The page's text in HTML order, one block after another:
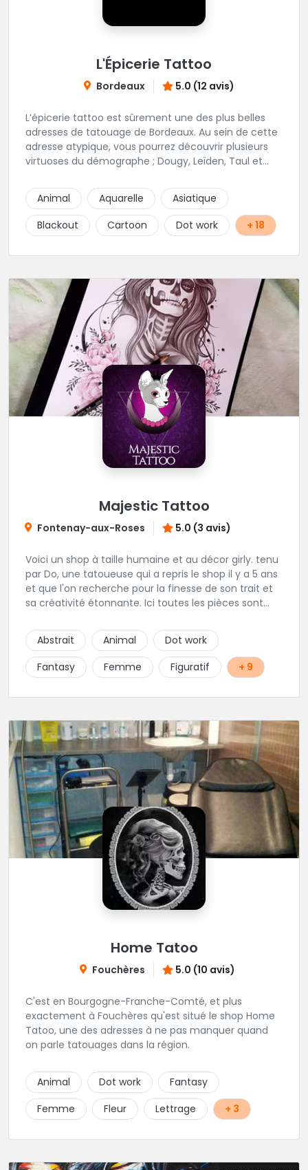
L'Épicerie Tattoo
Bordeaux 5.0 (12 avis)
L’épicerie tattoo est sûrement une des plus belles
adresses de tatouage de Bordeaux. Au sein de cette
adresse atypique, vous pourrez découvrir plusieurs
virtuoses du démographe ; Dougy, Leïden, Taul et
enfant et sympathique, vous pourrez demander
conseil pour votre tattoo. N'hésitez plus une seconde
pour rencontrer cette belle équipe !
Animal Aquarelle
Asiatique
Blackout
Cartoon Dot work + 18
Majestic Tattoo
Fontenay-aux-Roses 5.0 (3 avis)
Voici un shop à taille humaine et au décor girly. tenu
par Do, une tatoueuse qui a repris le shop il y a 5 ans
et que l'on recherche pour la finesse de son trait et
sa créativité étonnante. Ici toutes les pièces sont
client. Les séances de tatouage se font en musique
et dans une ambiance décontractée.
Abstrait Animal
Dot work
Fantasy
Femme Figuratif + 9
Home Tatoo
Fouchères 5.0 (10 avis)
C'est en Bourgogne-Franche-Comté, et plus
exactement à Fouchères qu'est situé le shop Home
Tatoo, une des adresses à ne pas manquer quand
on parle tatouages dans la région.
Animal Dot work
Fantasy
Femme
Fleur Lettrage + 3